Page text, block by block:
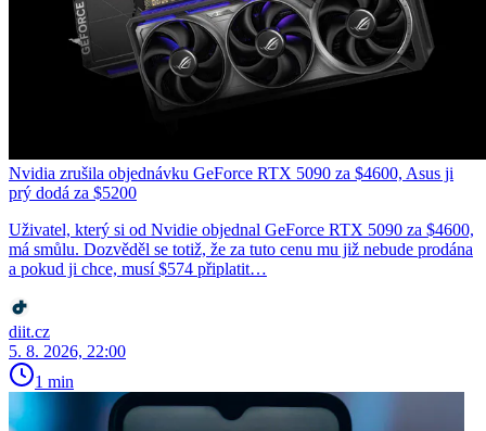
Nvidia zrušila objednávku GeForce RTX 5090 za $4600, Asus ji
prý dodá za $5200
Uživatel, který si od Nvidie objednal GeForce RTX 5090 za $4600,
má smůlu. Dozvěděl se totiž, že za tuto cenu mu již nebude prodána
a pokud ji chce, musí $574 připlatit…
diit.cz
5. 8. 2026, 22:00
1 min